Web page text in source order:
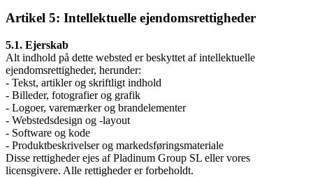
Artikel 5: Intellektuelle ejendomsrettigheder
5.1. Ejerskab
Alt indhold på dette websted er beskyttet af intellektuelle
ejendomsrettigheder, herunder:
- Tekst, artikler og skriftligt indhold
- Billeder, fotografier og grafik
- Logoer, varemærker og brandelementer
- Webstedsdesign og -layout
- Software og kode
- Produktbeskrivelser og markedsføringsmateriale
Disse rettigheder ejes af Pladinum Group SL eller vores
licensgivere. Alle rettigheder er forbeholdt.